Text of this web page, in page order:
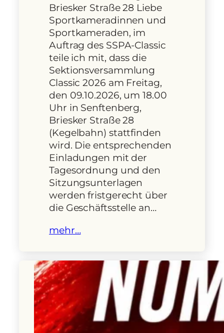
Briesker Straße 28 Liebe
Sportkameradinnen und
Sportkameraden, im
Auftrag des SSPA-Classic
teile ich mit, dass die
Sektionsversammlung
Classic 2026 am Freitag,
den 09.10.2026, um 18.00
Uhr in Senftenberg,
Briesker Straße 28
(Kegelbahn) stattfinden
wird. Die entsprechenden
Einladungen mit der
Tagesordnung und den
Sitzungsunterlagen
werden fristgerecht über
die Geschäftsstelle an…
mehr…